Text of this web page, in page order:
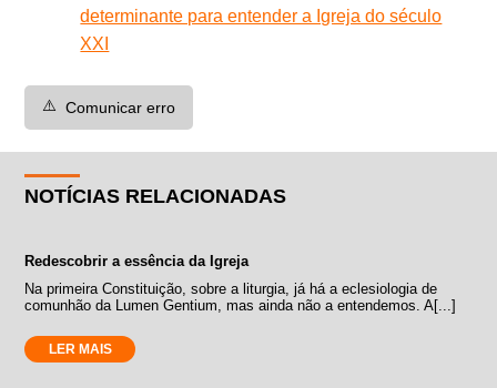
determinante para entender a Igreja do século
XXI
⚠️ Comunicar erro
NOTÍCIAS RELACIONADAS
Redescobrir a essência da Igreja
Na primeira Constituição, sobre a liturgia, já há a eclesiologia de
comunhão da Lumen Gentium, mas ainda não a entendemos. A[...]
LER MAIS